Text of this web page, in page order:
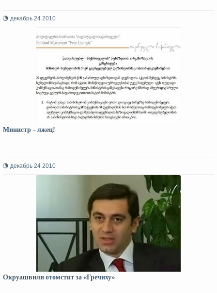
декабрь 24 2010
Министр – лжец!
декабрь 24 2010
Окруашвили отомстит за «Гречиху»